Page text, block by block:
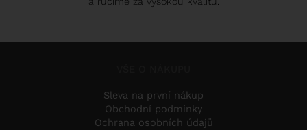
Sleva na první nákup
Obchodní podmínky
Ochrana osobních údajů